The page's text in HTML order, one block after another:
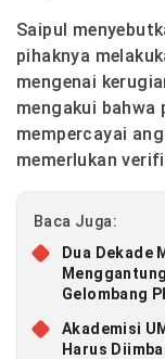
Saipul
pihaknya
mengenai
mengakui bahwa
mempercayai
memerlukan
Baca Juga:
Dua Dekade
Gelombang
Akademisi
Harus